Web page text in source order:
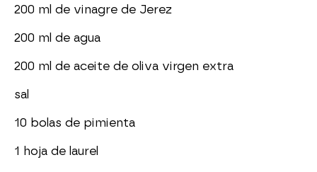
200 ml de vinagre de Jerez
200 ml de agua
200 ml de aceite de oliva virgen extra
sal
10 bolas de pimienta
1 hoja de laurel